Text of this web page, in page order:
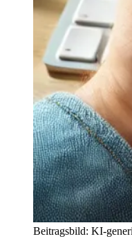
Beitragsbild: KI-